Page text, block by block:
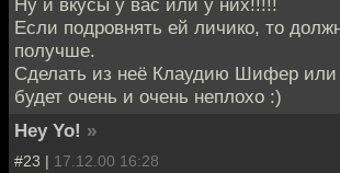
Если подровнять ей личико, то
получше.
Сделать из неё Клаудию Шифер или
будет очень и очень неплохо :)
Hey Yo! »
#23 | 17.12.00 16:28